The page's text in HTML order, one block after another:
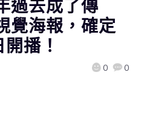
過去成了傳
覺海報，確定
播！
0 0